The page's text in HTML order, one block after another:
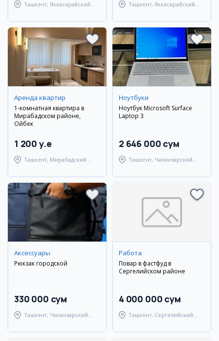
Ташкент, Яккасарайский
Ташкент, Яккасарайский
Аренда квартир
1-комнатная квартира в
Мирабадском районе,
Ойбек
1 200 y.e
Ташкент, Мирабадский
Ноутбуки
Ноутбук Microsoft Surface
Laptop 3
2 646 000 сум
Ташкент, Чиланзарский
Аксессуары
Рюкзак городской
330 000 сум
Ташкент, Чиланзарский
Работа
Повар в фастфуд в
Сергелийском районе
4 000 000 сум
Ташкент, Сергелийский